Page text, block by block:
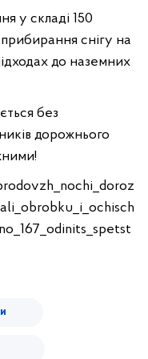
у складі 150
снігу на
до наземних
без
дорожнього